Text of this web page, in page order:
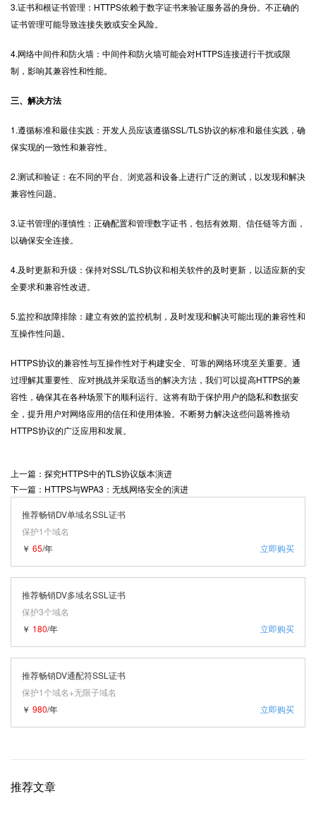
3.证书和根证书管理：HTTPS依赖于数字证书来验证服务器的身份。不正确的
证书管理可能导致连接失败或安全风险。
4.网络中间件和防火墙：中间件和防火墙可能会对HTTPS连接进行干扰或限
制，影响其兼容性和性能。
三、解决方法
1.遵循标准和最佳实践：开发人员应该遵循SSL/TLS协议的标准和最佳实践，确
保实现的一致性和兼容性。
2.测试和验证：在不同的平台、浏览器和设备上进行广泛的测试，以发现和解决
兼容性问题。
3.证书管理的谨慎性：正确配置和管理数字证书，包括有效期、信任链等方面，
以确保安全连接。
4.及时更新和升级：保持对SSL/TLS协议和相关软件的及时更新，以适应新的安
全要求和兼容性改进。
5.监控和故障排除：建立有效的监控机制，及时发现和解决可能出现的兼容性和
互操作性问题。
HTTPS协议的兼容性与互操作性对于构建安全、可靠的网络环境至关重要。通
过理解其重要性、应对挑战并采取适当的解决方法，我们可以提高HTTPS的兼
容性，确保其在各种场景下的顺利运行。这将有助于保护用户的隐私和数据安
全，提升用户对网络应用的信任和使用体验。不断努力解决这些问题将推动
HTTPS协议的广泛应用和发展。
上一篇：探究HTTPS中的TLS协议版本演进
下一篇：HTTPS与WPA3：无线网络安全的演进
推荐畅销DV单域名SSL证书
保护1个域名
立即购买
￥ 65/年
推荐畅销DV多域名SSL证书
保护3个域名
立即购买
￥ 180/年
推荐畅销DV通配符SSL证书
保护1个域名+无限子域名
立即购买
￥ 980/年
推荐文章